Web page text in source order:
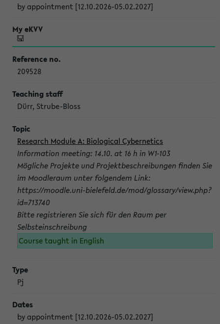
by appointment [12.10.2026-05.02.2027]
209528
Dürr, Strube-Bloss
Research Module A: Biological Cybernetics
Information meeting: 14.10. at 16 h in W1-103
Mögliche Projekte und Projektbeschreibungen finden Sie
im Moodleraum unter folgendem Link:
https://moodle.uni-bielefeld.de/mod/glossary/view.php?
id=713740
Bitte registrieren Sie sich für den Raum per
Selbsteinschreibung
Course taught in English
Pj
by appointment [12.10.2026-05.02.2027]